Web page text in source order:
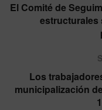
El Comité de
estructurales
Los
municipalización